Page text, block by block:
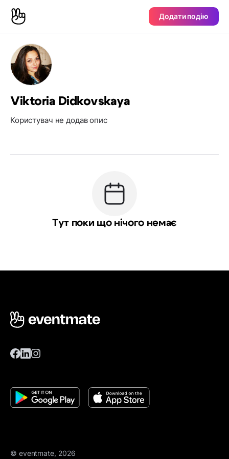
Додати подію
Viktoria Didkovskaya
Користувач не додав опис
Тут поки що нічого немає
© eventmate, 2026